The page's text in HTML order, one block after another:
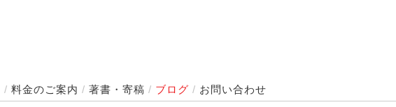
/ 料金のご案内 / 著書・寄稿 / ブログ / お問い合わせ